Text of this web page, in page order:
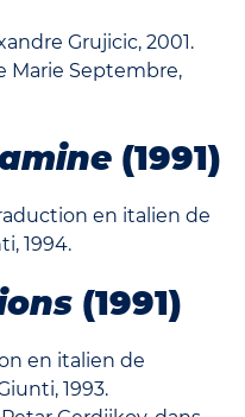
Grujicic, 2001.
Marie Septembre,
(1991)
en italien de
1994.
(1991)
en italien de
1993.